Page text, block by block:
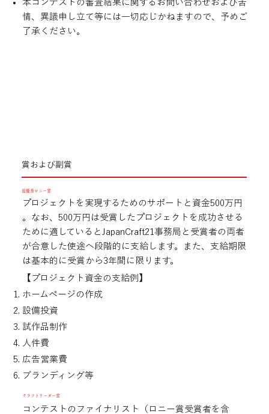
​賞および副賞
最優秀ロニー賞
プロジェクトを実現するためのサポートと資金500万円​
。なお、500万円は受賞したプロジェクトを成功させる
ために適しているとJapanCraft21事務局と受賞者の両者
が合意した使途へ段階的に支給します。また、支給期限
は基本的に受賞から3年間に限ります。
​【プロジェクト資金の支給例】
ホームページの作成
設備投資
試作品制作
人件費
広告営業費
​ブランディング等
クラフトリーダー賞
コンテストのファイナリスト（ロニー賞受賞者を含
本コンテストの審査結果に関するお問い合わせおよび苦
情、異議申し立て等には一切応じかねますので、予めご
了承ください。